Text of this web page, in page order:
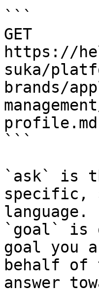
```
GET
https://
suka/
brands/
```
`ask` is
specific,
language.
`goal` is
goal you
behalf of
answer